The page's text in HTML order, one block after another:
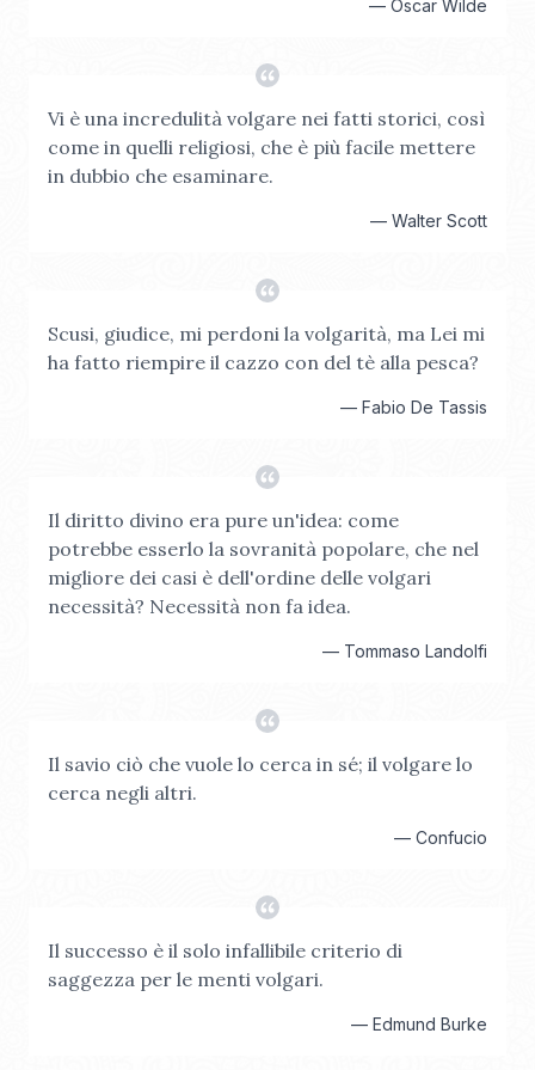
— Oscar Wilde
Vi è una incredulità volgare nei fatti storici, così
come in quelli religiosi, che è più facile mettere
in dubbio che esaminare.
— Walter Scott
Scusi, giudice, mi perdoni la volgarità, ma Lei mi
ha fatto riempire il cazzo con del tè alla pesca?
— Fabio De Tassis
Il diritto divino era pure un'idea: come
potrebbe esserlo la sovranità popolare, che nel
migliore dei casi è dell'ordine delle volgari
necessità? Necessità non fa idea.
— Tommaso Landolfi
Il savio ciò che vuole lo cerca in sé; il volgare lo
cerca negli altri.
— Confucio
Il successo è il solo infallibile criterio di
saggezza per le menti volgari.
— Edmund Burke